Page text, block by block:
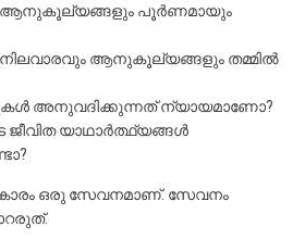
ആനുകൂല്യങ്ങളും പൂർണമായും
ആനുകൂല്യങ്ങളും തമ്മിൽ
അനുവദിക്കുന്നത് ന്യായമാണോ?
യാഥാർത്ഥ്യങ്ങൾ
ഒരു സേവനമാണ്. സേവനം